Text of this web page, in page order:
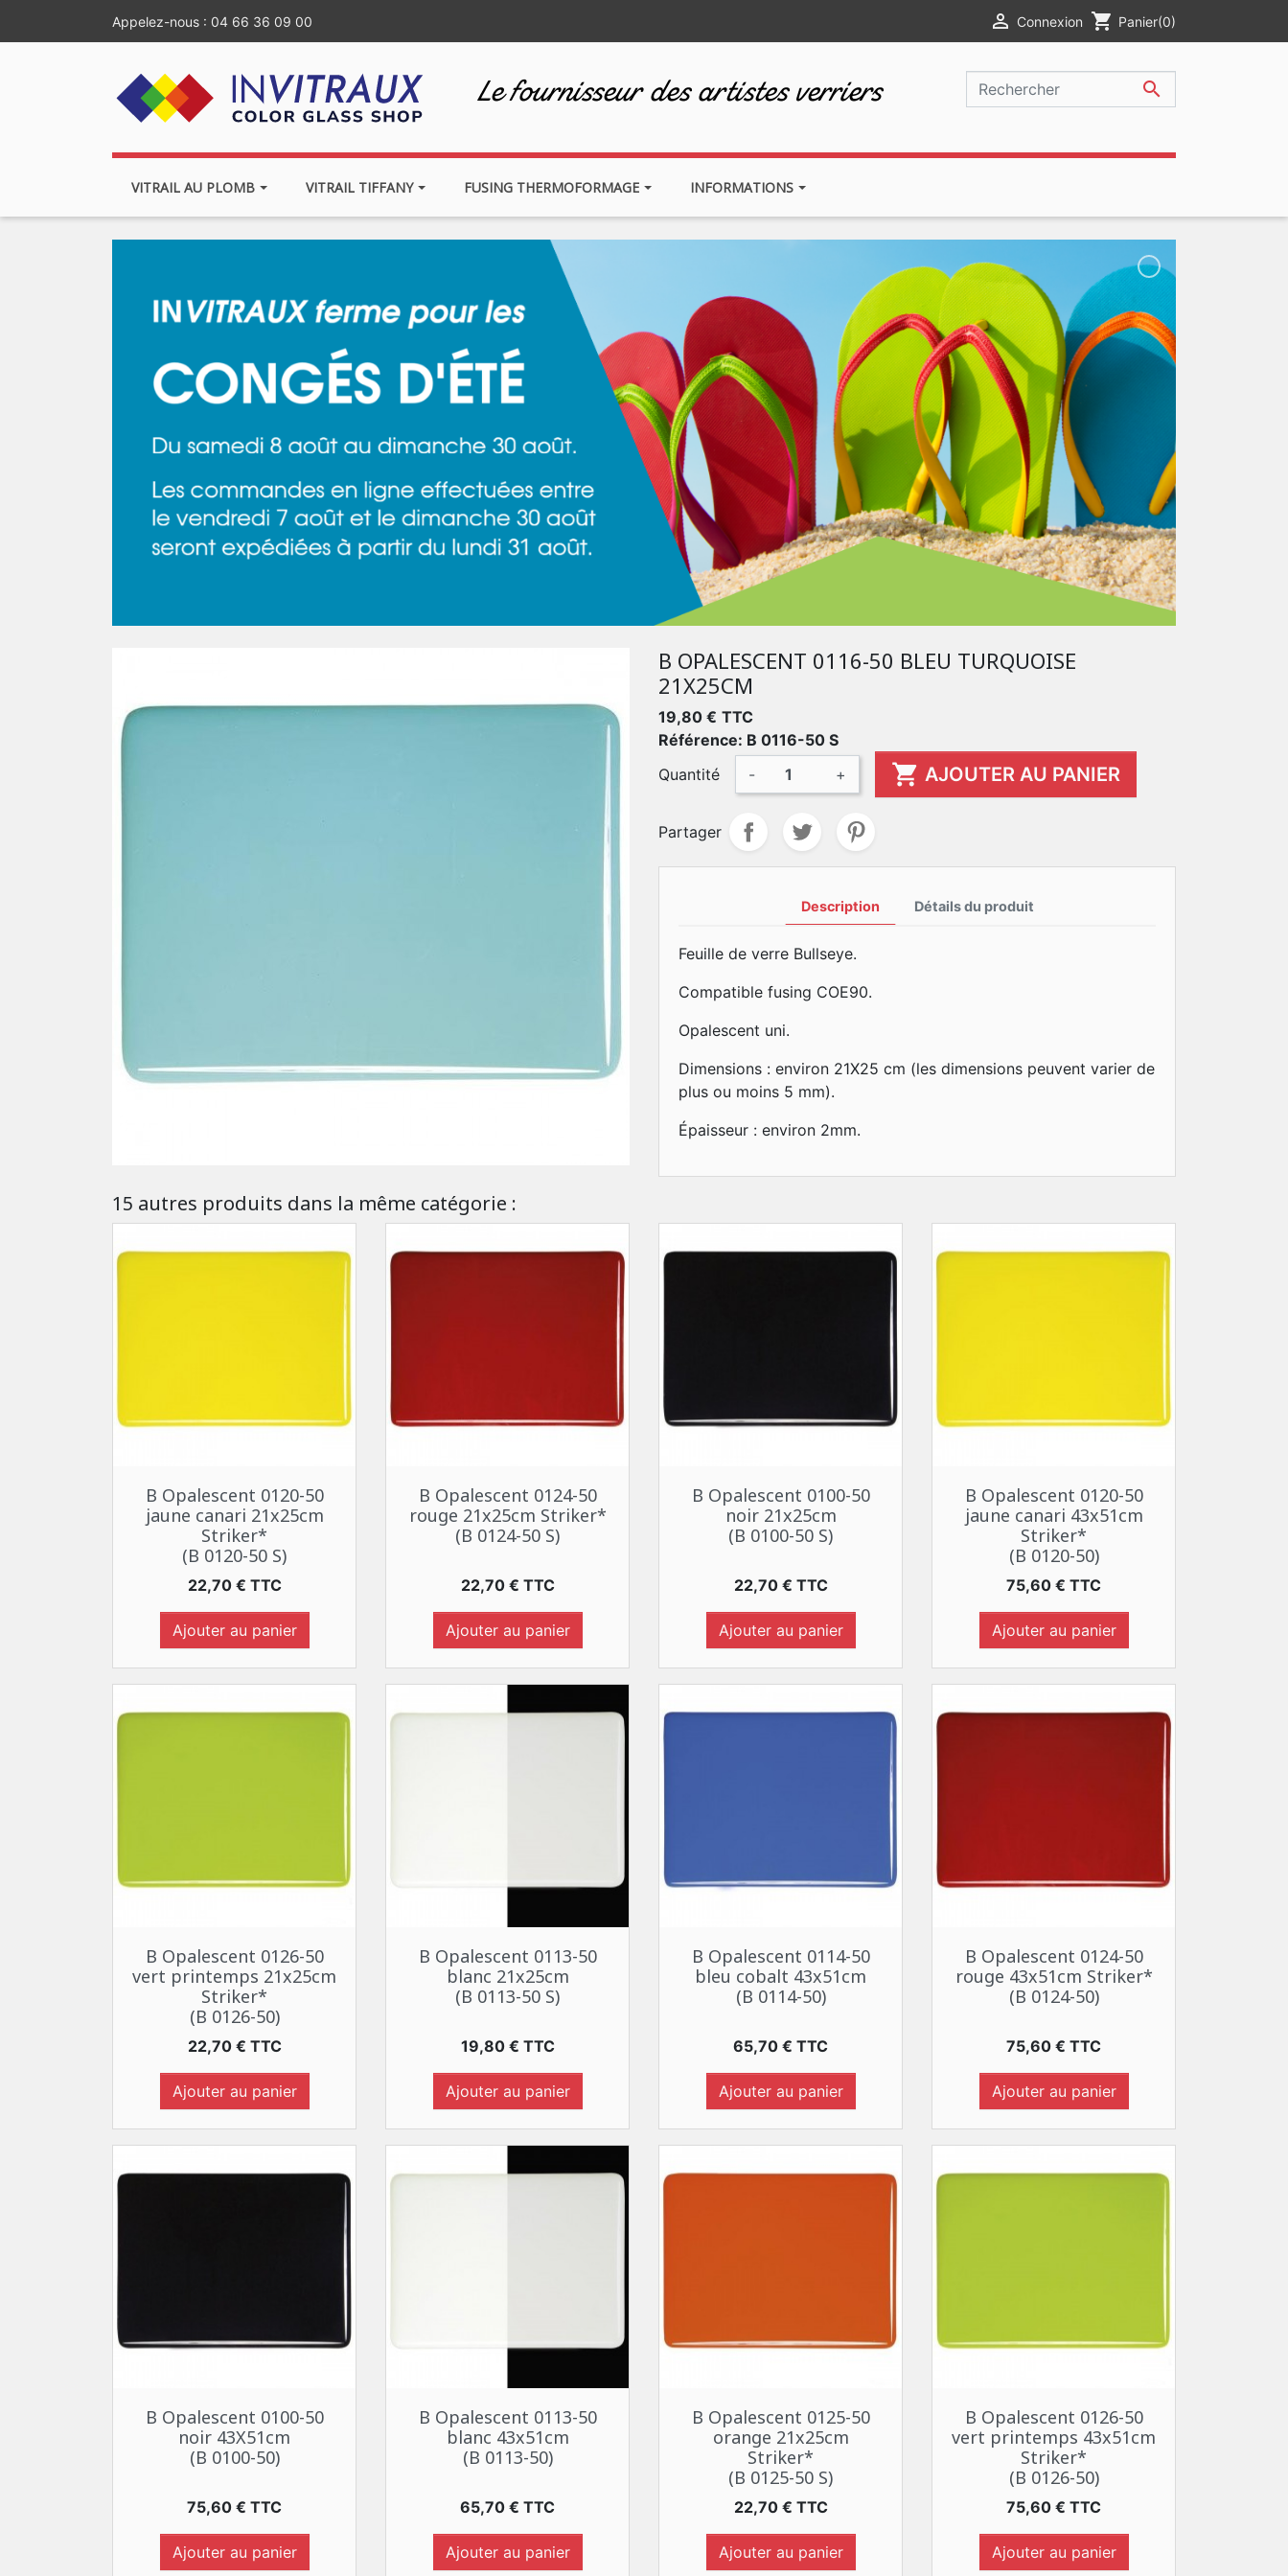
Appelez-nous : 04 66 36 09 00  Connexion shopping_cart Panier(0)
Le fournisseur des artistes verriers 
VITRAIL AU PLOMB VITRAIL TIFFANY FUSING THERMOFORMAGE INFORMATIONS
B OPALESCENT 0116-50 BLEU TURQUOISE
21X25CM
19,80 € TTC
Référence: B 0116-50 S
Quantité
- +  AJOUTER AU PANIER
Partager
Description Détails du produit
Feuille de verre Bullseye.
Compatible fusing COE90.
Opalescent uni.
Dimensions : environ 21X25 cm (les dimensions peuvent varier de
plus ou moins 5 mm).
Épaisseur : environ 2mm.
15 autres produits dans la même catégorie :
Aperçu rapide
B Opalescent 0120-50
jaune canari 21x25cm
Striker*
(B 0120-50 S)
Prix
22,70 € TTC
Ajouter au panier
Aperçu rapide
B Opalescent 0124-50
rouge 21x25cm Striker*
(B 0124-50 S)
Prix
22,70 € TTC
Ajouter au panier
Aperçu rapide
B Opalescent 0100-50
noir 21x25cm
(B 0100-50 S)
Prix
22,70 € TTC
Ajouter au panier
Aperçu rapide
B Opalescent 0120-50
jaune canari 43x51cm
Striker*
(B 0120-50)
Prix
75,60 € TTC
Ajouter au panier
Aperçu rapide
B Opalescent 0126-50
vert printemps 21x25cm
Striker*
(B 0126-50)
Prix
22,70 € TTC
Ajouter au panier
Aperçu rapide
B Opalescent 0113-50
blanc 21x25cm
(B 0113-50 S)
Prix
19,80 € TTC
Ajouter au panier
Aperçu rapide
B Opalescent 0114-50
bleu cobalt 43x51cm
(B 0114-50)
Prix
65,70 € TTC
Ajouter au panier
Aperçu rapide
B Opalescent 0124-50
rouge 43x51cm Striker*
(B 0124-50)
Prix
75,60 € TTC
Ajouter au panier
Aperçu rapide
B Opalescent 0100-50
noir 43X51cm
(B 0100-50)
Prix
75,60 € TTC
Ajouter au panier
Aperçu rapide
B Opalescent 0113-50
blanc 43x51cm
(B 0113-50)
Prix
65,70 € TTC
Ajouter au panier
Aperçu rapide
B Opalescent 0125-50
orange 21x25cm
Striker*
(B 0125-50 S)
Prix
22,70 € TTC
Ajouter au panier
Aperçu rapide
B Opalescent 0126-50
vert printemps 43x51cm
Striker*
(B 0126-50)
Prix
75,60 € TTC
Ajouter au panier